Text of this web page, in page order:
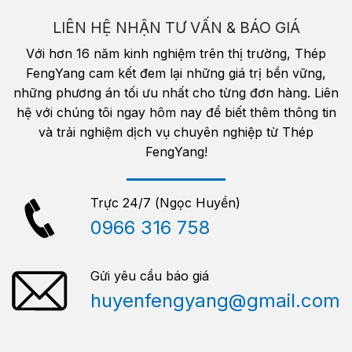
LIÊN HỆ NHẬN TƯ VẤN & BÁO GIÁ
Với hơn 16 năm kinh nghiệm trên thị trường, Thép
FengYang cam kết đem lại những giá trị bền vững,
những phương án tối ưu nhất cho từng đơn hàng. Liên
hệ với chúng tôi ngay hôm nay để biết thêm thông tin
và trải nghiệm dịch vụ chuyên nghiệp từ Thép
FengYang!
Trực 24/7 (Ngọc Huyền)
0966 316 758
Gửi yêu cầu báo giá
huyenfengyang@gmail.com